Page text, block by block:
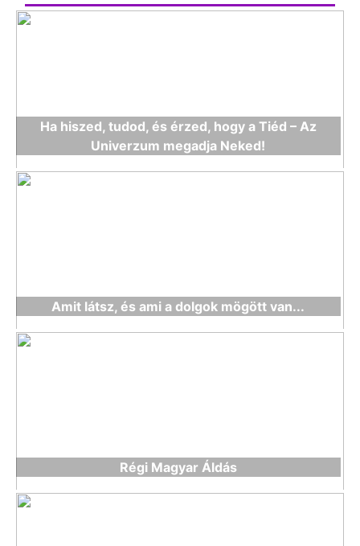
Ha hiszed, tudod, és érzed, hogy a Tiéd – Az
Univerzum megadja Neked!
Amit látsz, és ami a dolgok mögött van...
Régi Magyar Áldás